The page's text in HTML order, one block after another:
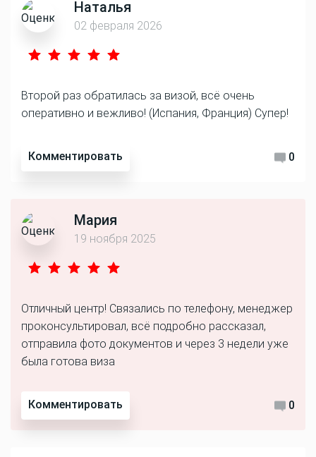
Наталья
02 февраля 2026
Второй раз обратилась за визой, всё очень
оперативно и вежливо! (Испания, Франция) Супер!
Комментировать 0
Мария
19 ноября 2025
Отличный центр! Связались по телефону, менеджер
проконсультировал, всё подробно рассказал,
отправила фото документов и через 3 недели уже
была готова виза
Комментировать 0